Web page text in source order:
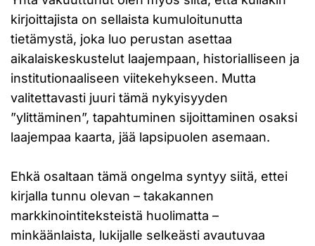
kirjoittajista on sellaista kumuloitunutta
tietämystä, joka luo perustan asettaa
aikalaiskeskustelut laajempaan, historialliseen ja
institutionaaliseen viitekehykseen. Mutta
valitettavasti juuri tämä nykyisyyden
”ylittäminen”, tapahtuminen sijoittaminen osaksi
laajempaa kaarta, jää lapsipuolen asemaan.
Ehkä osaltaan tämä ongelma syntyy siitä, ettei
kirjalla tunnu olevan – takakannen
markkinointiteksteistä huolimatta –
minkäänlaista, lukijalle selkeästi avautuvaa